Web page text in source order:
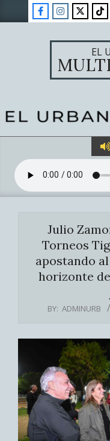
to
EL
Navigation
Menu
Julio
Torneos
apostando
horizonte
BY: ADMINURB